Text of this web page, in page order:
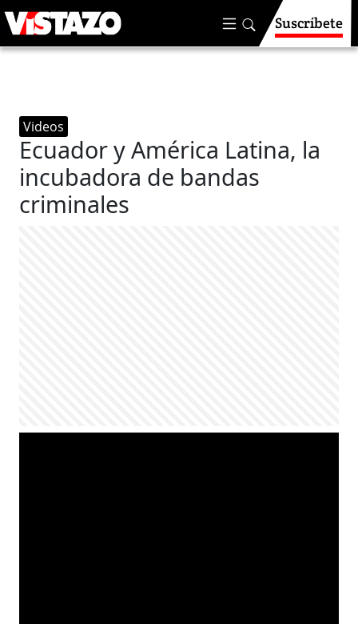
Suscríbete
Videos
Ecuador y América Latina, la
incubadora de bandas
criminales